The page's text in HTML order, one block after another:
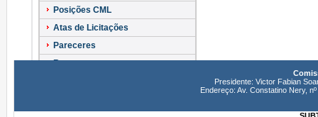
Posições CML
Atas de Licitações
Pareceres
Recursos
Presidente: Victor Fabian
Endereço: Av. Constatino Nery,